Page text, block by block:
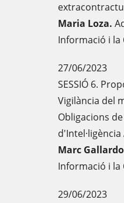
Maria Loza.
Informació i la
27/06/2023
SESSIÓ 6.
Vigilància del
Obligacions
Marc
Informació i la
29/06/2023